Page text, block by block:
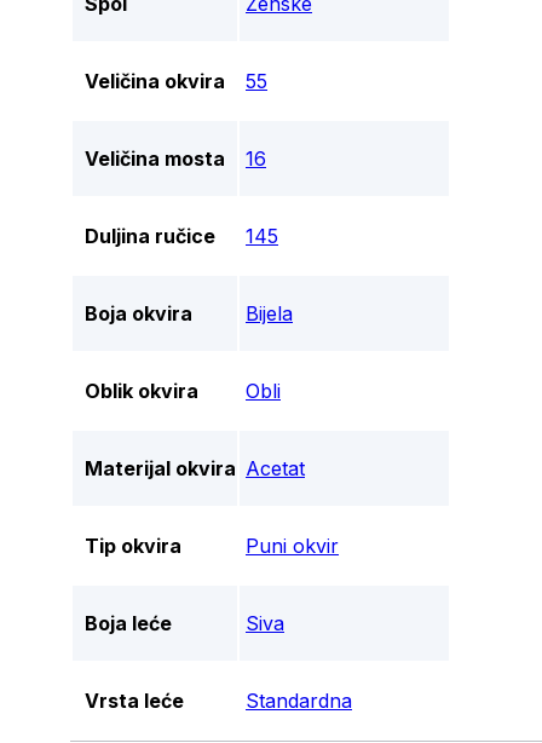
Veličina okvira 55
Veličina mosta 16
Duljina ručice 145
Boja okvira Bijela
Oblik okvira Obli
Materijal okvira Acetat
Tip okvira Puni okvir
Boja leće Siva
Vrsta leće Standardna